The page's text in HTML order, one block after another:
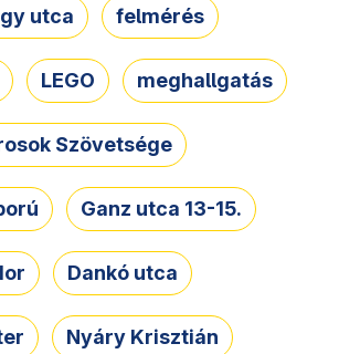
utca felmérés
LEGO meghallgatás
Szövetsége
Ganz utca 13-15.
Dankó utca
Nyáry Krisztián